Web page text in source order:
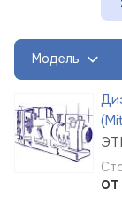
Модель